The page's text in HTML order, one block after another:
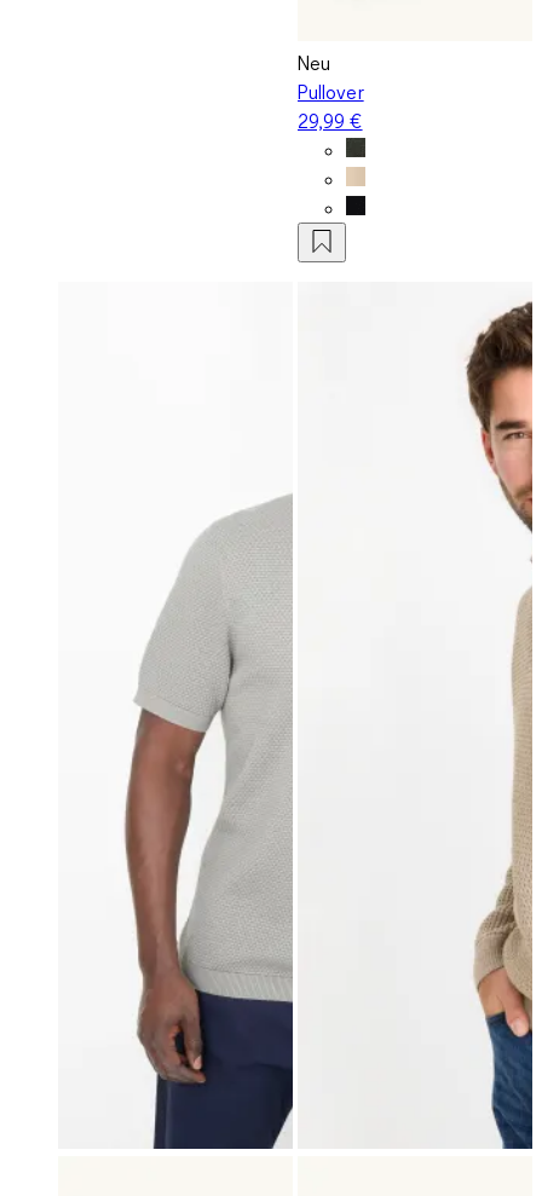
Neu
Pullover
29,99 €